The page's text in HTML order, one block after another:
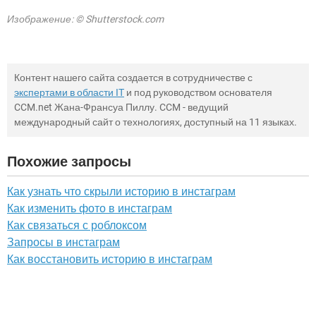
Изображение: © Shutterstock.com
Контент нашего сайта создается в сотрудничестве с
экспертами в области IT и под руководством основателя
CCM.net Жана-Франсуа Пиллу. CCM - ведущий
международный сайт о технологиях, доступный на 11 языках.
Похожие запросы
Как узнать что скрыли историю в инстаграм
Как изменить фото в инстаграм
Как связаться с роблоксом
Запросы в инстаграм
Как восстановить историю в инстаграм